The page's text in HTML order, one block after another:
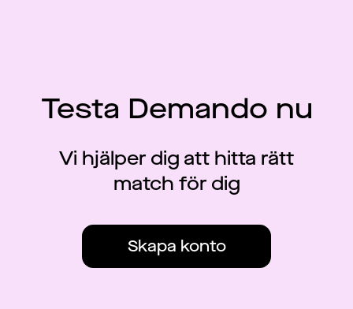
Testa Demando nu
Vi hjälper dig att hitta rätt
match för dig
Skapa konto